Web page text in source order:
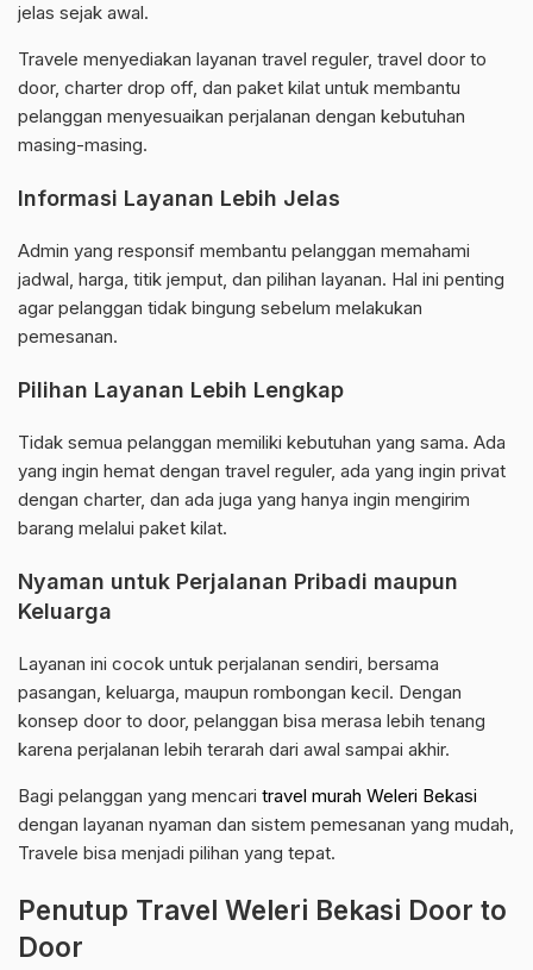
jelas sejak awal.
Travele menyediakan layanan travel reguler, travel door to
door, charter drop off, dan paket kilat untuk membantu
pelanggan menyesuaikan perjalanan dengan kebutuhan
masing-masing.
Informasi Layanan Lebih Jelas
Admin yang responsif membantu pelanggan memahami
jadwal, harga, titik jemput, dan pilihan layanan. Hal ini penting
agar pelanggan tidak bingung sebelum melakukan
pemesanan.
Pilihan Layanan Lebih Lengkap
Tidak semua pelanggan memiliki kebutuhan yang sama. Ada
yang ingin hemat dengan travel reguler, ada yang ingin privat
dengan charter, dan ada juga yang hanya ingin mengirim
barang melalui paket kilat.
Nyaman untuk Perjalanan Pribadi maupun
Keluarga
Layanan ini cocok untuk perjalanan sendiri, bersama
pasangan, keluarga, maupun rombongan kecil. Dengan
konsep door to door, pelanggan bisa merasa lebih tenang
karena perjalanan lebih terarah dari awal sampai akhir.
Bagi pelanggan yang mencari travel murah Weleri Bekasi
dengan layanan nyaman dan sistem pemesanan yang mudah,
Travele bisa menjadi pilihan yang tepat.
Penutup Travel Weleri Bekasi Door to
Door